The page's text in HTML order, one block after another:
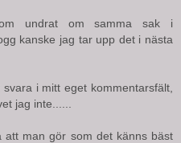
undrat om samma sak i
kanske jag tar upp det i nästa
i mitt eget kommentarsfält,
jag inte......
man gör som det känns bäst